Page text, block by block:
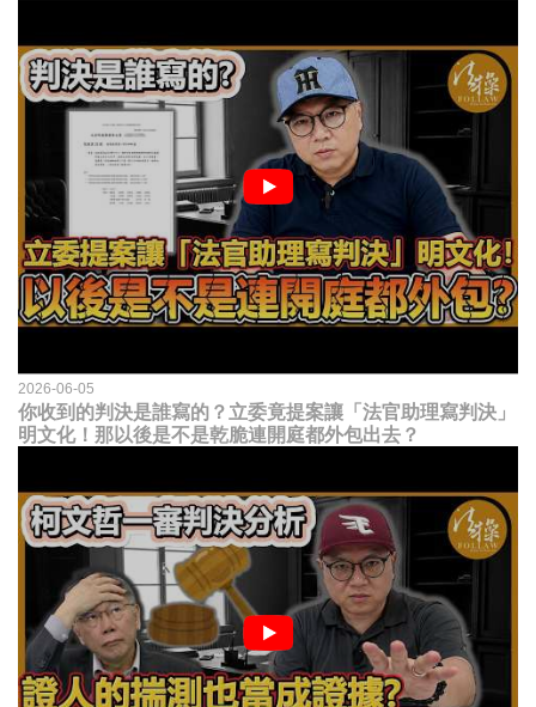
2026-06-05
你收到的判決是誰寫的？立委竟提案讓「法官助理寫判決」
明文化！那以後是不是乾脆連開庭都外包出去？